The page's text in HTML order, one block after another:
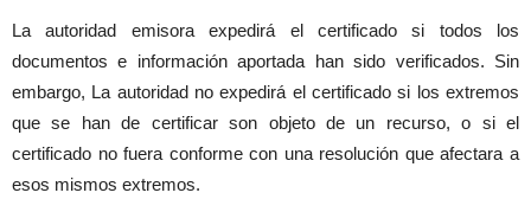
La autoridad emisora expedirá el certificado si todos los
documentos e información aportada han sido verificados. Sin
embargo, La autoridad no expedirá el certificado si los extremos
que se han de certificar son objeto de un recurso, o si el
certificado no fuera conforme con una resolución que afectara a
esos mismos extremos.